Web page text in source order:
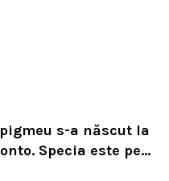
s-a născut la
Specia este pe